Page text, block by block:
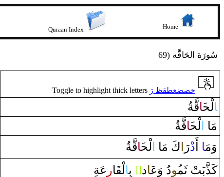
Quraan Index Home
69) سُورَة الحَاقَّه
Toggle to highlight thick letters خصضغطقظ رَ
الْح‍‍َ‍اقَّ‍‍ةُ
مَا‌ لْح‍‍َ‍اقَّ‍‍ةُ
وَمَ‍‍ا ‌درَ كَ مَا‌ لْح‍‍َ‍اقَّ‍‍ةُ
كَذَّبَتْ ثَم‍‍ُ‍و‌دُ‌ ‌وَع‍‍َ‍ا‌د‌ٌ ‌ بِ‍الْ‍‍قَ‍‍ا‌ر ِعَةِ